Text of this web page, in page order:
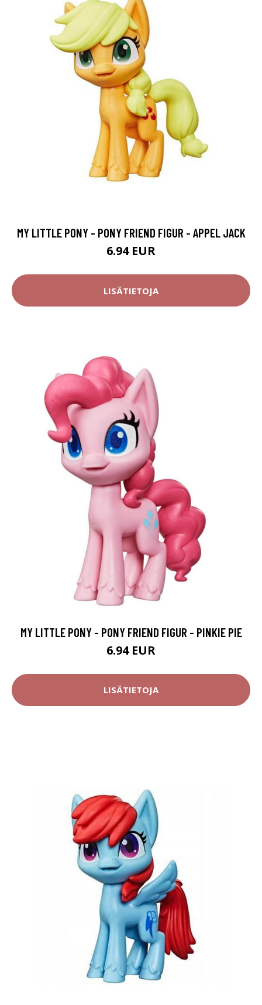
MY LITTLE PONY - PONY FRIEND FIGUR - APPEL JACK
6.94 EUR
LISÄTIETOJA
MY LITTLE PONY - PONY FRIEND FIGUR - PINKIE PIE
6.94 EUR
LISÄTIETOJA